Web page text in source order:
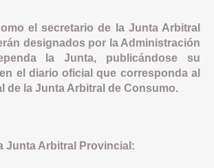
el secretario de la Junta Arbitral
designados por la Administración
la Junta, publicándose su
el diario oficial que corresponda al
de la Junta Arbitral de Consumo.
Junta Arbitral Provincial: